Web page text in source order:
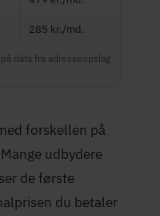
285 kr./md.
data fra adresseopslag
forskellen på
udbydere
de første
du betaler